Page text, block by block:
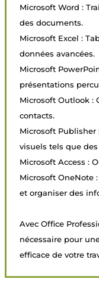
Microsoft Word :
des documents.
Microsoft Excel :
données avancées.
Microsoft
présentations
Microsoft Outlook :
contacts.
Microsoft
visuels tels que
Microsoft Access :
Microsoft OneNote
et organiser des
Avec Office
nécessaire pour
efficace de votre